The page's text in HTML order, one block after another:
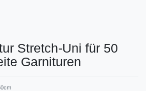
Stretch-Uni für 50
Garnituren